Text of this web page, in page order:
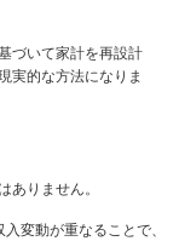
づいて家計を再設計
実的な方法になりま
ありません。
変動が重なることで、